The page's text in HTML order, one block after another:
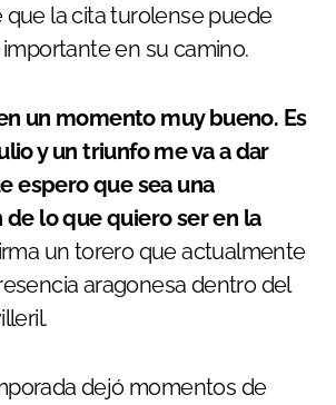
la cita turolense puede
en su camino.
un momento muy bueno. Es
y un triunfo me va a dar
espero que sea una
lo que quiero ser en la
un torero que actualmente
aragonesa dentro del
dejó momentos de